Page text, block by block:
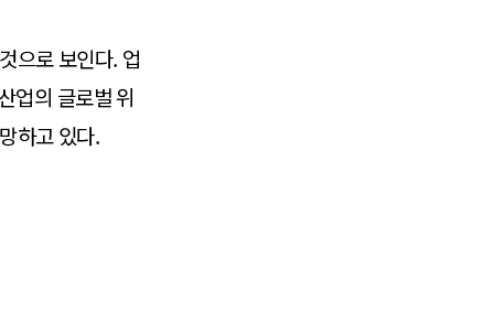
으로 보인다. 업
업의 글로벌 위
하고 있다.